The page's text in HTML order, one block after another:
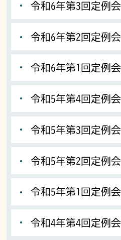
令和6年第3回定例会
令和6年第2回定例会
令和6年第1回定例会
令和5年第4回定例会
令和5年第3回定例会
令和5年第2回定例会
令和5年第1回定例会
令和4年第4回定例会